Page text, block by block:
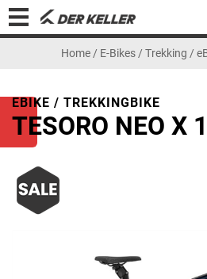
Home / E-Bikes / Trekking /
EBIKE / TREKKINGBIKE
TESORO NEO X